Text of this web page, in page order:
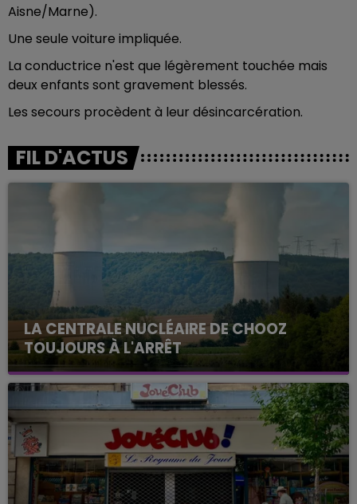
Aisne/Marne).
Une seule voiture impliquée.
La conductrice n'est que légèrement touchée mais
deux enfants sont gravement blessés.
Les secours procèdent à leur désincarcération.
FIL D'ACTUS
LA CENTRALE NUCLÉAIRE DE CHOOZ
TOUJOURS À L'ARRÊT
Cela fait déjà une semaine que la centrale
nucléaire ardennaise est à l'arrêt. Une situation
justifiée par la sécheresse intense qui est toujours
présente.